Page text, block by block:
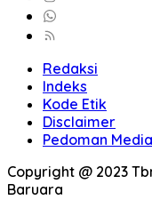
Redaksi
Indeks
Kode Etik
Disclaimer
Pedoman
Copyright @ 2023
Baruara